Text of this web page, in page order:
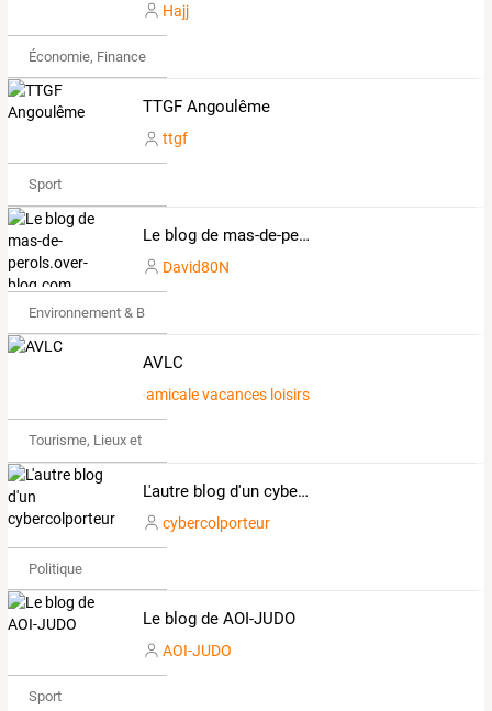
Hajj
Économie, Finance & Droit
TTGF Angoulême
ttgf
Sport
Le blog de mas-de-perols.over-blog.com
David80N
Environnement & Bio
AVLC
amicale vacances loisirs
Tourisme, Lieux et Événements
L'autre blog d'un cybercolporteur
cybercolporteur
Politique
Le blog de AOI-JUDO
AOI-JUDO
Sport